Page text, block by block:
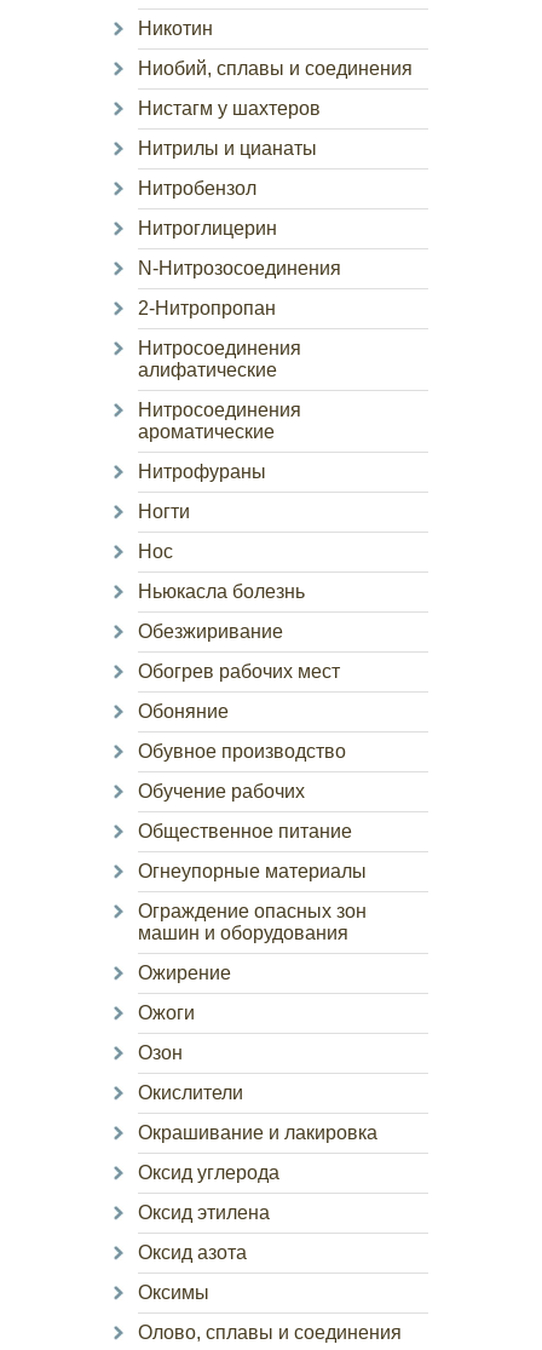
Никотин
Ниобий, сплавы и соединения
Нистагм у шахтеров
Нитрилы и цианаты
Нитробензол
Нитроглицерин
N-Нитрозосоединения
2-Нитропропан
Нитросоединения
алифатические
Нитросоединения
ароматические
Нитрофураны
Ногти
Нос
Ньюкасла болезнь
Обезжиривание
Обогрев рабочих мест
Обоняние
Обувное производство
Обучение рабочих
Общественное питание
Огнеупорные материалы
Ограждение опасных зон
машин и оборудования
Ожирение
Ожоги
Озон
Окислители
Окрашивание и лакировка
Оксид углерода
Оксид этилена
Оксид азота
Оксимы
Олово, сплавы и соединения